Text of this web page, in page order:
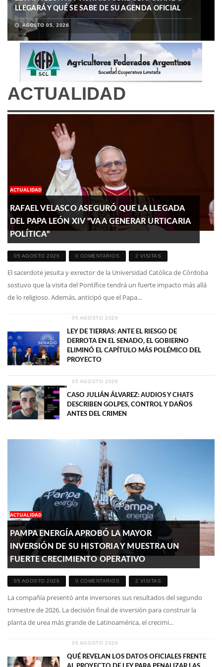
TIERRAS
AGOSTO 04, 2026
LLEGARÁ Y QUÉ SE SABE DE SU AGENDA OFICIAL
AGOSTO 05, 2026
TIERRAS
AGOSTO 04, 2026
LLEGARÁ Y QUÉ SE SABE DE SU AGENDA OFICIAL
AGOSTO 05, 2026
ACTUALIDAD
ACTUALIDAD
RAFAEL VELASCO ASEGURÓ QUE LA LLEGADA
DEL PAPA LEÓN XIV "VA A GENERAR URTICARIA
POLÍTICA"
05 AGOSTO 2026 0 COMENTARIOS 2 VISITAS
El sacerdote jesuita y exrector de la Universidad Católica de Córdoba
sostuvo que la visita del Pontífice tendrá un fuerte impacto más allá
de lo religioso. Además, anticipó que el Papa...
05 AGOSTO 2026
LEY DE TIERRAS: ANTE EL RIESGO DE
DERROTA EN EL SENADO, EL GOBIERNO
ELIMINÓ EL CAPÍTULO MÁS POLÉMICO DEL
PROYECTO
05 AGOSTO 2026
CASO JULIÁN ÁLVAREZ: AUDIOS Y CHATS
DESCRIBEN GOLPES, CONTROL Y DAÑOS
ANTES DEL CRIMEN
ACTUALIDAD
PAMPA ENERGÍA APROBÓ LA MAYOR
INVERSIÓN DE SU HISTORIA Y MUESTRA UN
FUERTE CRECIMIENTO OPERATIVO
05 AGOSTO 2026 0 COMENTARIOS 2 VISITAS
La compañía presentó ante inversores sus resultados del segundo
trimestre de 2026. La decisión final de inversión para construir la
planta de urea más grande de Latinoamérica, el crecimi...
05 AGOSTO 2026
QUÉ REVELAN LOS DATOS OFICIALES FRENTE